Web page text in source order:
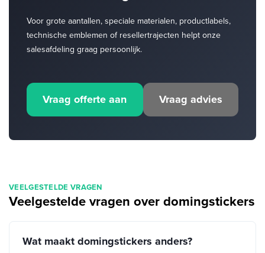
Voor grote aantallen, speciale materialen, productlabels,
technische emblemen of resellertrajecten helpt onze
salesafdeling graag persoonlijk.
Vraag offerte aan Vraag advies
VEELGESTELDE VRAGEN
Veelgestelde vragen over domingstickers
Wat maakt domingstickers anders?